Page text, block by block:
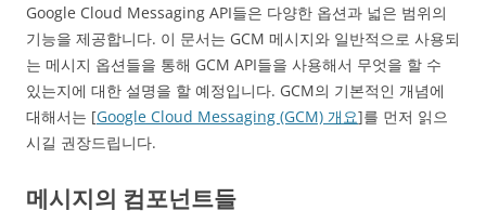
Google Cloud Messaging API들은 다양한 옵션과 넓은 범위의
기능을 제공합니다. 이 문서는 GCM 메시지와 일반적으로 사용되
는 메시지 옵션들을 통해 GCM API들을 사용해서 무엇을 할 수
있는지에 대한 설명을 할 예정입니다. GCM의 기본적인 개념에
대해서는 [Google Cloud Messaging (GCM) 개요]를 먼저 읽으
시길 권장드립니다.
메시지의 컴포넌트들